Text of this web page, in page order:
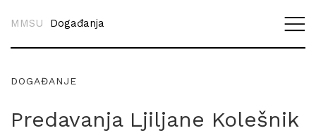
MMSU Događanja
DOGAĐANJE
Predavanja Ljiljane Kolešnik